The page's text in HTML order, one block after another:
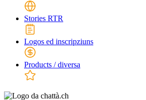
Stories RTR
Logos ed inscripziuns
Products / diversa